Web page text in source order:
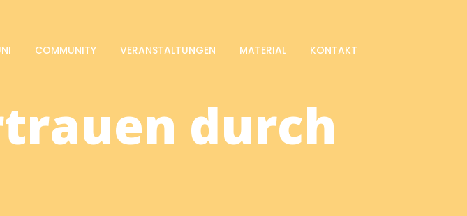
COMMUNITY VERANSTALTUNGEN MATERIAL KONTAKT
durch